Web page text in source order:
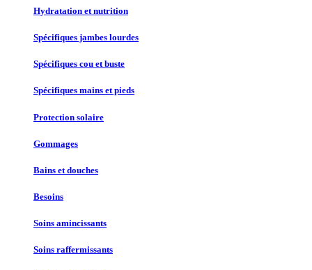
Hydratation et nutrition
Spécifiques jambes lourdes
Spécifiques cou et buste
Spécifiques mains et pieds
Protection solaire
Gommages
Bains et douches
Besoins
Soins amincissants
Soins raffermissants